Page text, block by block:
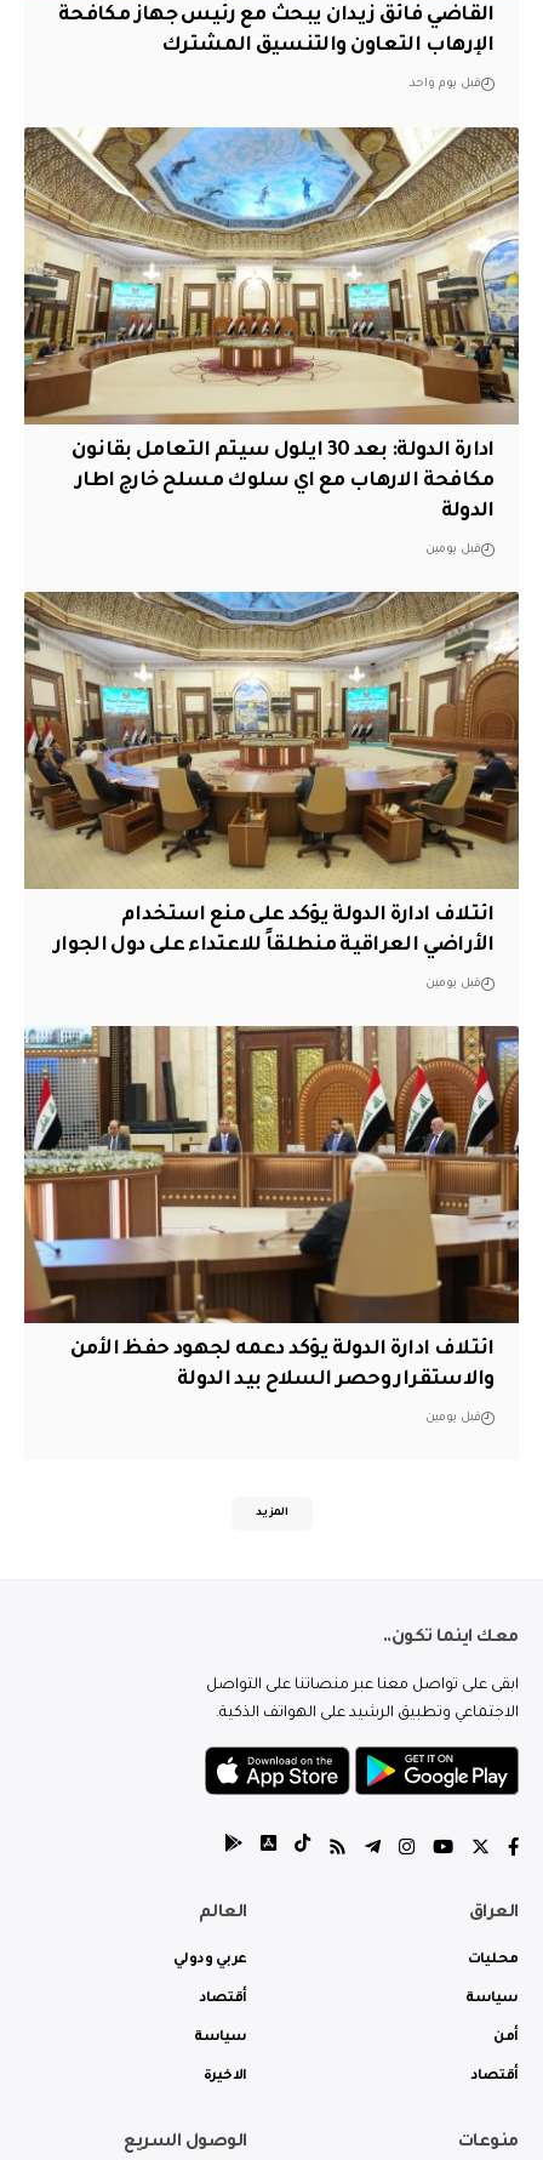
القاضي فائق زيدان يبحث مع رئيس جهاز مكافحة
الإرهاب التعاون والتنسيق المشترك
قبل يوم واحد
ادارة الدولة: بعد 30 ايلول سيتم التعامل بقانون
مكافحة الارهاب مع اي سلوك مسلح خارج اطار
الدولة
قبل يومين
ائتلاف ادارة الدولة يؤكد على منع استخدام
الأراضي العراقية منطلقاً للاعتداء على دول الجوار
قبل يومين
ائتلاف ادارة الدولة يؤكد دعمه لجهود حفظ الأمن
والاستقرار وحصر السلاح بيد الدولة
قبل يومين
المزيد
معك اينما تكون..
ابقى على تواصل معنا عبر منصاتنا على التواصل
الاجتماعي وتطبيق الرشيد على الهواتف الذكية.
العراق
محليات
سياسة
أمن
أقتصاد
العالم
عربي ودولي
أقتصاد
سياسة
الاخيرة
منوعات الوصول السريع